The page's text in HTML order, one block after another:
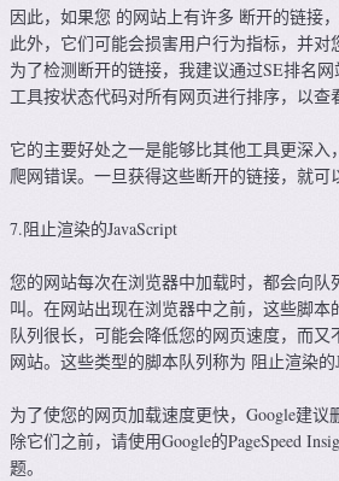
因此，如果您 的网站上有许多 断开的链接
此外，它们可能会损害用户行为指标，并对
为了检测断开的链接，我建议通过SE排名
工具按状态代码对所有网页进行排序，以查
它的主要好处之一是能够比其他工具更深入
爬网错误。一旦获得这些断开的链接，就可
7.阻止渲染的JavaScript
您的网站每次在浏览器中加载时，都会向队
叫。在网站出现在浏览器中之前，这些脚
队列很长，可能会降低您的网页速度，而
网站。这些类型的脚本队列称为 阻止渲染的
为了使您的网页加载速度更快，Google建议
除它们之前，请使用Google的PageSpeed
题。